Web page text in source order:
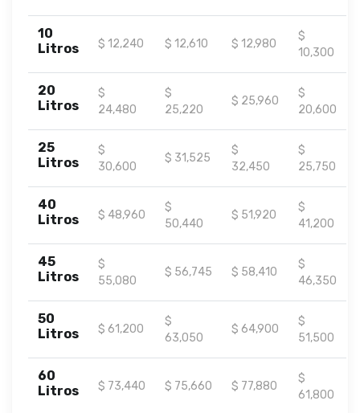
10
Litros
$ 12,240 $ 12,610 $ 12,980
$
10,300
20
Litros
$
24,480
$
25,220
$ 25,960
$
20,600
25
Litros
$
30,600
$ 31,525
$
32,450
$
25,750
40
Litros
$ 48,960
$
50,440
$ 51,920
$
41,200
45
Litros
$
55,080
$ 56,745 $ 58,410
$
46,350
50
Litros
$ 61,200
$
63,050
$ 64,900
$
51,500
60
Litros
$ 73,440 $ 75,660 $ 77,880
$
61,800